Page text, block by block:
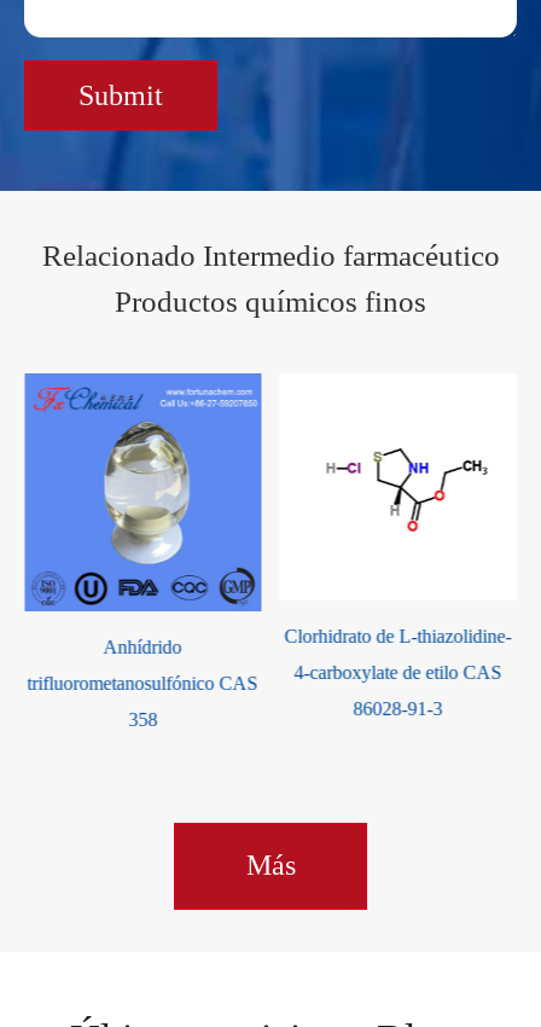
Submit
Relacionado Intermedio farmacéutico
Productos químicos finos
Anhídrido
trifluorometanosulfónico CAS
358
Clorhidrato de L-thiazolidine-
4-carboxylate de etilo CAS
86028-91-3
Más